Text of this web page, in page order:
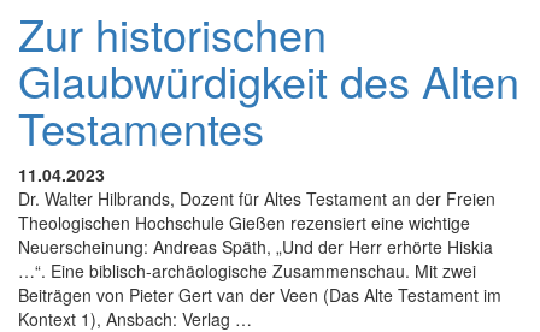
Zur historischen
Glaubwürdigkeit des Alten
Testamentes
11.04.2023
Dr. Walter Hilbrands, Dozent für Altes Testament an der Freien
Theologischen Hochschule Gießen rezensiert eine wichtige
Neuerscheinung: Andreas Späth, „Und der Herr erhörte Hiskia
…“. Eine biblisch-archäologische Zusammenschau. Mit zwei
Beiträgen von Pieter Gert van der Veen (Das Alte Testament im
Kontext 1), Ansbach: Verlag …